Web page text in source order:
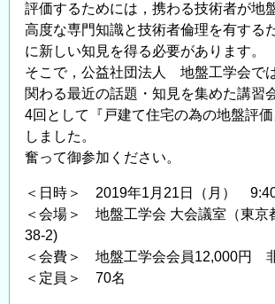
関
す
る
最
近
の
知
見
講
習
会
『高
有
評価するためには，携わる技術者が地
高度な専門知識と技術者倫理を有する
に新しい知見を得る必要があります。
そこで，公益社団法人 地盤工学会で
関わる最近の話題・知見を集めた講習
4回として『戸建て住宅の為の地盤評
しました。
奮って御参加ください。
＜日時＞ 2019年1月21日（月）
＜会場＞ 地盤工学会 大会議室（東京
38-2)
＜会費＞ 地盤工学会会員12,000円
＜定員＞ 70名